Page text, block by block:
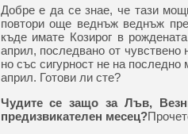
Добре е да се знае, че тази
повтори още веднъж веднъж
къде имате Козирог в
април, последвано от
но със сигурност не на последно
април. Готови ли сте?
Чудите се защо за Лъв,
предизвикателен месец?